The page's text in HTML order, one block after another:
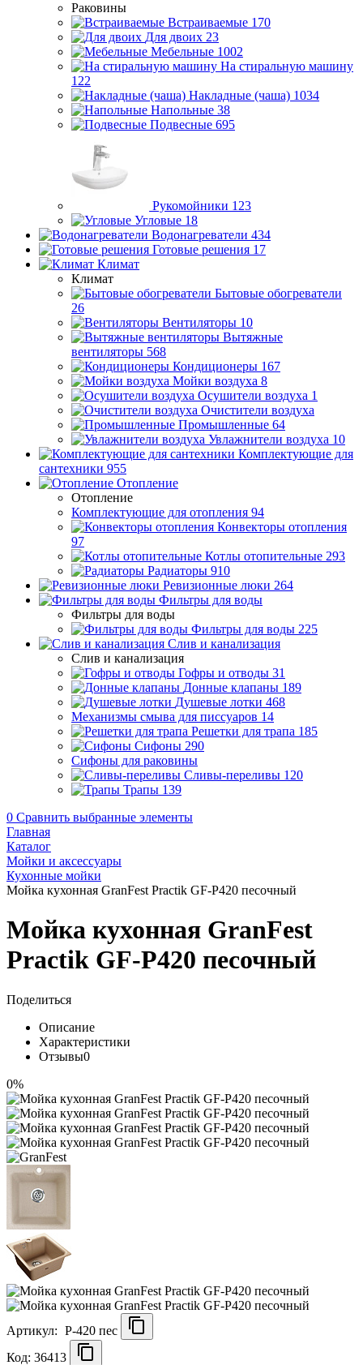
Раковины
Встраиваемые 170
Для двоих 23
Мебельные 1002
На стиральную машину
122
Накладные (чаша) 1034
Напольные 38
Подвесные 695
Рукомойники 123
Угловые 18
Водонагреватели 434
Готовые решения 17
Климат
Климат
Бытовые обогреватели
26
Вентиляторы 10
Вытяжные
вентиляторы 568
Кондиционеры 167
Мойки воздуха 8
Осушители воздуха 1
Очистители воздуха
Промышленные 64
Увлажнители воздуха 10
Комплектующие для
сантехники 955
Отопление
Отопление
Комплектующие для отопления 94
Конвекторы отопления
97
Котлы отопительные 293
Радиаторы 910
Ревизионные люки 264
Фильтры для воды
Фильтры для воды
Фильтры для воды 225
Слив и канализация
Слив и канализация
Гофры и отводы 31
Донные клапаны 189
Душевые лотки 468
Механизмы смыва для писсуаров 14
Решетки для трапа 185
Сифоны 290
Сифоны для раковины
Сливы-переливы 120
Трапы 139
0 Сравнить выбранные элементы
Главная
Каталог
Мойки и аксессуары
Кухонные мойки
Мойка кухонная GranFest Practik GF-P420 песочный
Мойка кухонная GranFest
Practik GF-P420 песочный
Поделиться
Описание
Характеристики
Отзывы0
0%
Артикул: P-420 пес
Код: 36413